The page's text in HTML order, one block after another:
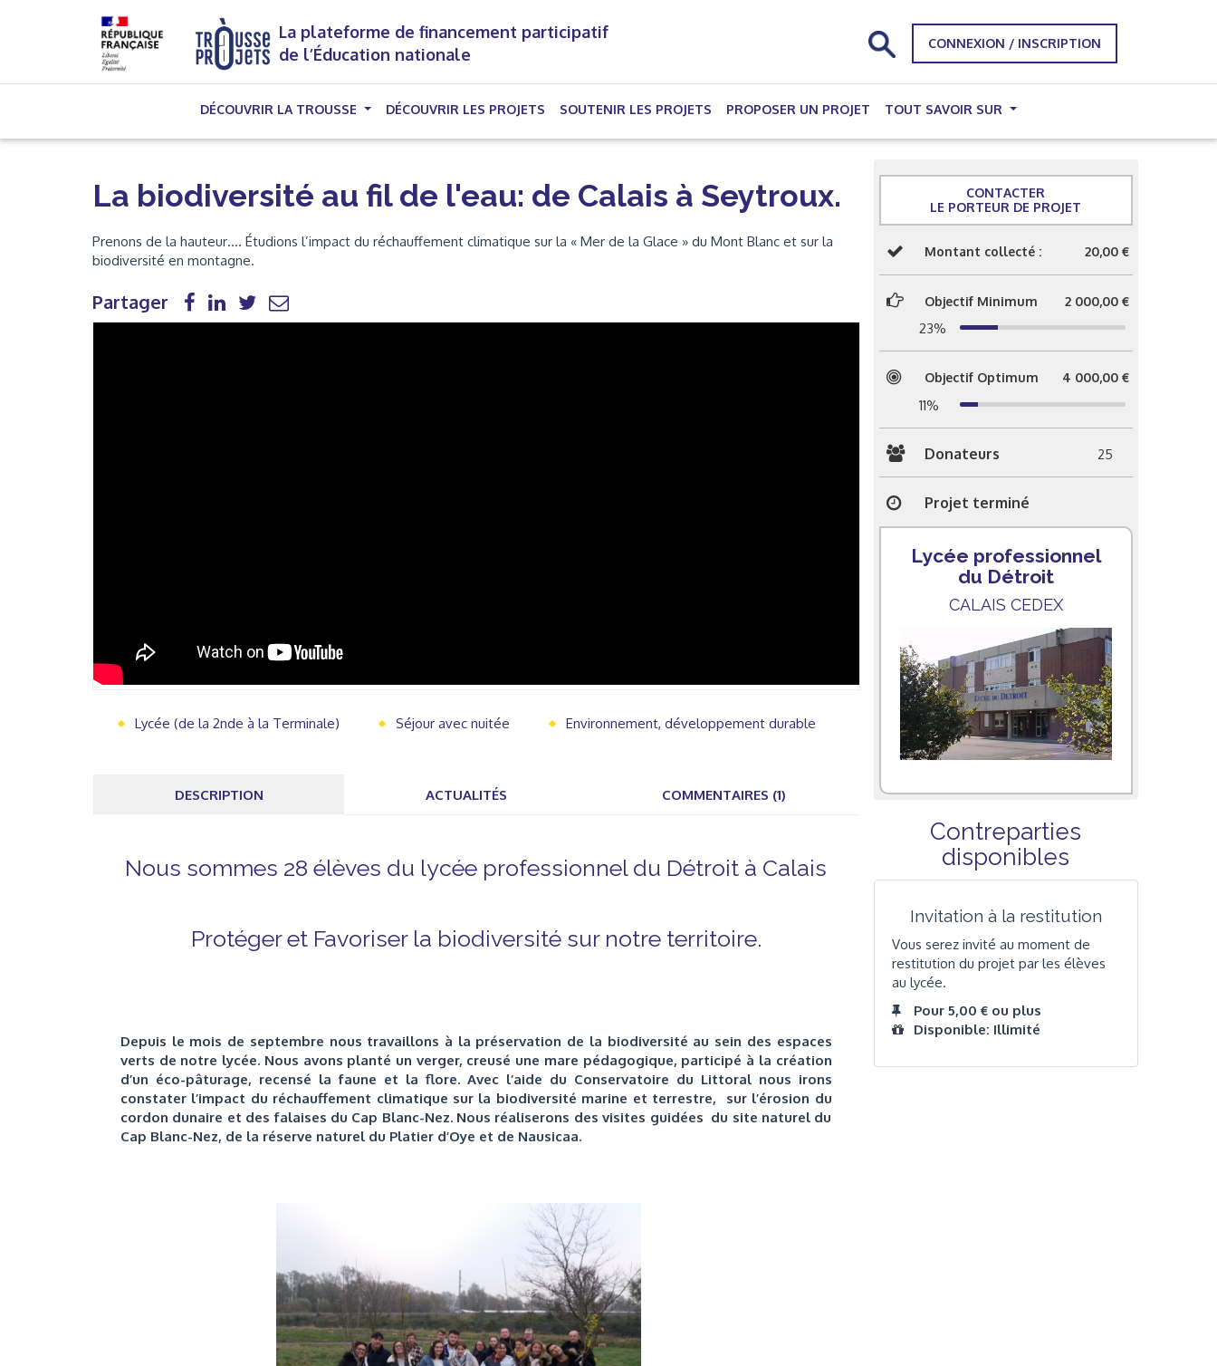
La plateforme de financement participatif
de l’Éducation nationale
CONNEXION / INSCRIPTION
DÉCOUVRIR LA TROUSSE DÉCOUVRIR LES PROJETS (CURRENT)
SOUTENIR LES PROJETS PROPOSER UN PROJET TOUT SAVOIR SUR
La biodiversité au fil de l'eau: de Calais à Seytroux.
Prenons de la hauteur…. Étudions l’impact du réchauffement climatique sur la « Mer de la Glace » du Mont Blanc et sur la
biodiversité en montagne.
Partager
Lycée (de la 2nde à la Terminale) Séjour avec nuitée Environnement, développement durable
DESCRIPTION ACTUALITÉS COMMENTAIRES (1)
Nous sommes 28 élèves du lycée professionnel du Détroit à Calais
Protéger et Favoriser la biodiversité sur notre territoire.
Depuis le mois de septembre nous travaillons à la préservation de la biodiversité au sein des espaces
verts de notre lycée. Nous avons planté un verger, creusé une mare pédagogique, participé à la création
d’un éco-pâturage, recensé la faune et la flore. Avec l’aide du Conservatoire du Littoral nous irons
constater l’impact du réchauffement climatique sur la biodiversité marine et terrestre, sur l’érosion du
cordon dunaire et des falaises du Cap Blanc-Nez. Nous réaliserons des visites guidées du site naturel du
Cap Blanc-Nez, de la réserve naturel du Platier d’Oye et de Nausicaa.
CONTACTER
LE PORTEUR DE PROJET
Montant collecté : 20,00 €
Objectif Minimum 2 000,00 €
23%
Objectif Optimum 4 000,00 €
11%
Donateurs 25
Projet terminé
Lycée professionnel
du Détroit
CALAIS CEDEX
Contreparties
disponibles
Invitation à la restitution
Vous serez invité au moment de
restitution du projet par les élèves
au lycée.
Pour 5,00 € ou plus
Disponible: Illimité